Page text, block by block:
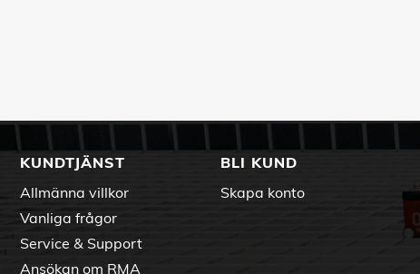
KUNDTJÄNST
Allmänna villkor
Vanliga frågor
Service & Support
Ansökan om RMA
BLI KUND
Skapa konto